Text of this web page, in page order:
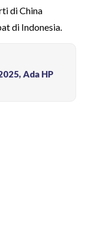
di China
di Indonesia.
Ada HP